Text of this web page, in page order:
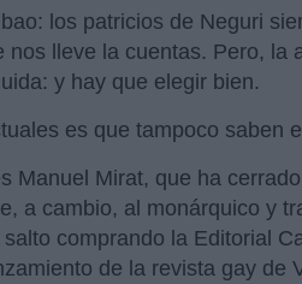
los patricios de Neguri
nos lleve la cuentas. Pero, la
y hay que elegir bien.
es que tampoco saben
Manuel Mirat, que ha
a cambio, al monárquico y
comprando la Editorial
de la revista gay de